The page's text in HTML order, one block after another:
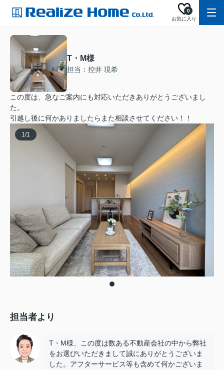
お気に入り
0
T・M様
担当：控井 現希
この度は、急なご案内にも対応いただきありがとうございまし
た。
引越し後に何かありましたらまた相談させてください！！
1/1
担当者より
T・M様、この度は数ある不動産会社の中から弊社
をお選びいただきまして誠にありがとうございま
した。アフターサービス等も含めて何かございま